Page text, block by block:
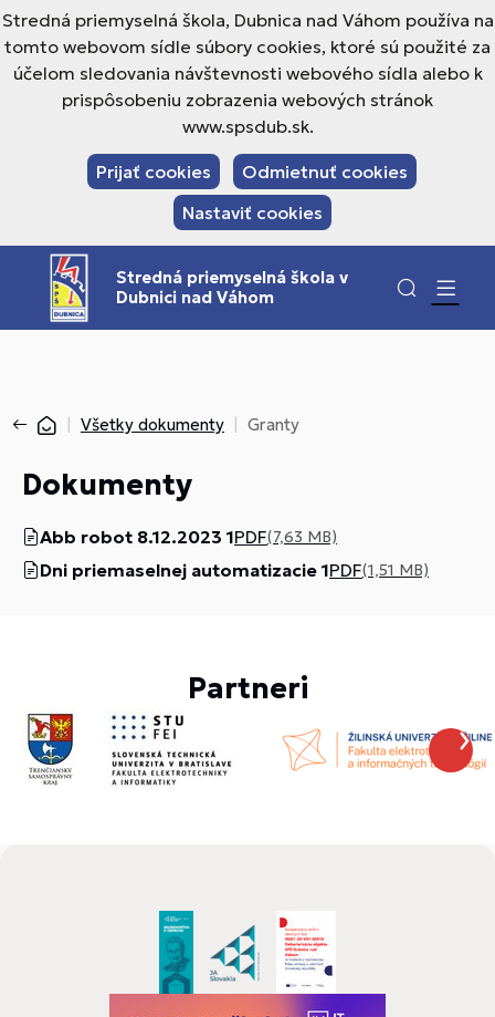
Stredná priemyselná škola, Dubnica nad Váhom používa na
tomto webovom sídle súbory cookies, ktoré sú použité za
účelom sledovania návštevnosti webového sídla alebo k
prispôsobeniu zobrazenia webových stránok
www.spsdub.sk.
Prijať cookies
Odmietnuť cookies
Nastaviť cookies
Stredná priemyselná škola v
Dubnici nad Váhom
Všetky dokumenty Granty
Dokumenty
Abb robot 8.12.2023 1PDF(7,63 MB)
Dni priemaselnej automatizacie 1PDF(1,51 MB)
Partneri